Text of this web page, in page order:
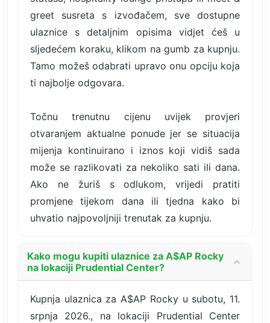
greet susreta s izvođačem, sve dostupne
ulaznice s detaljnim opisima vidjet ćeš u
sljedećem koraku, klikom na gumb za kupnju.
Tamo možeš odabrati upravo onu opciju koja
ti najbolje odgovara.
Točnu trenutnu cijenu uvijek provjeri
otvaranjem aktualne ponude jer se situacija
mijenja kontinuirano i iznos koji vidiš sada
može se razlikovati za nekoliko sati ili dana.
Ako ne žuriš s odlukom, vrijedi pratiti
promjene tijekom dana ili tjedna kako bi
uhvatio najpovoljniji trenutak za kupnju.
Kako mogu kupiti ulaznice za A$AP Rocky
na lokaciji Prudential Center?
Kupnja ulaznica za A$AP Rocky u subotu, 11.
srpnja 2026., na lokaciji Prudential Center